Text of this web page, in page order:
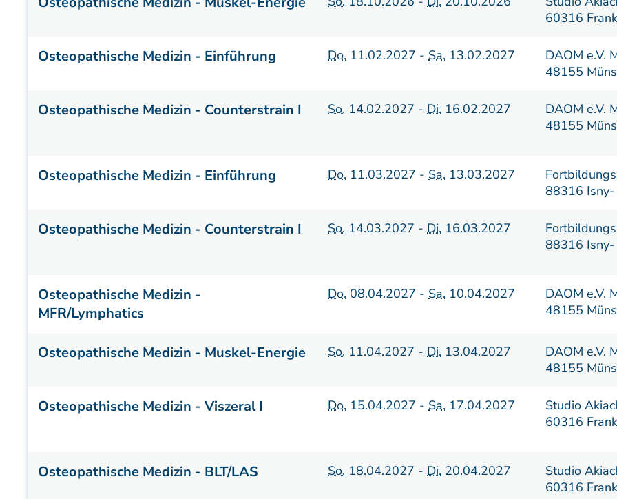
60316
Osteopathische Medizin - Einführung Do. 11.02.2027 -Sa. 13.02.2027
DAOM e.V.
48155
Osteopathische Medizin - Counterstrain I So. 14.02.2027 -Di. 16.02.2027
DAOM e.V.
48155
Osteopathische Medizin - Einführung Do. 11.03.2027 -Sa. 13.03.2027
88316 Isny-
Osteopathische Medizin - Counterstrain I So. 14.03.2027 -Di. 16.03.2027
88316 Isny-
Osteopathische Medizin -
MFR/Lymphatics
Do. 08.04.2027 -Sa. 10.04.2027
DAOM e.V.
48155
Osteopathische Medizin - Muskel-Energie So. 11.04.2027 -Di. 13.04.2027
DAOM e.V.
48155
Osteopathische Medizin - Viszeral I Do. 15.04.2027 -Sa. 17.04.2027
Studio
60316
Osteopathische Medizin - BLT/LAS So. 18.04.2027 -Di. 20.04.2027
Studio
60316